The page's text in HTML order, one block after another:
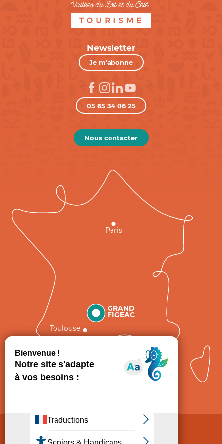
Newsletter
Je m'abonne
05 65 34 06 25
Nous contacter
GRAND
FIGEAC
Toulouse
Paris
Politique de Protection des données